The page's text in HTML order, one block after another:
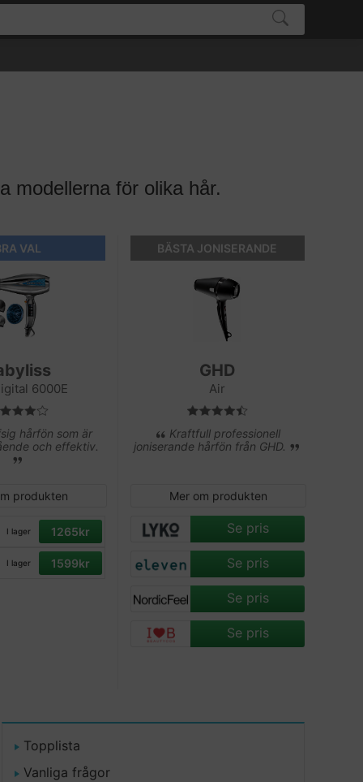
modellerna för olika hår.
VAL
6000E
hårfön som är
och effektiv.
produkten
I lager 1265kr
I lager 1599kr
BÄSTA JONISERANDE
GHD
Air
Kraftfull professionell
joniserande hårfön från GHD.
Mer om produkten
Se pris
Se pris
Se pris
Se pris
Topplista
Vanliga frågor